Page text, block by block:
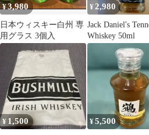
¥3,980
日本ウィスキー白州 専
用グラス 3個入
¥ 2,980
Jack Daniel's
Whiskey 50ml
¥ 1,500 ¥5,500